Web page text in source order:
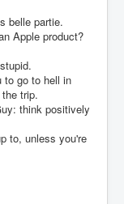
belle partie.
Apple product?
to go to hell in
trip.
think positively
to, unless you're